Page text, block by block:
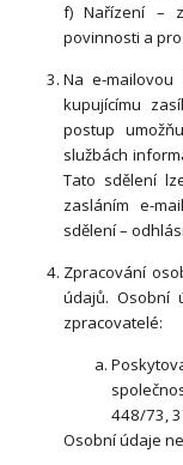
f) Nařízení –
povinnosti a
Na e-
kupujícímu
postup
službách
Tato sdělení
zasláním e-
sdělení –
Zpracování
údajů. Osobní
zpracovatelé:
448/73,
Osobní údaje